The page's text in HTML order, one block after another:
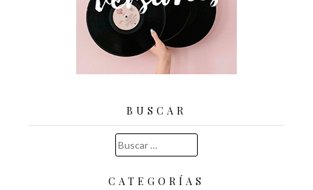
BUSCAR
Buscar:
CATEGORÍAS